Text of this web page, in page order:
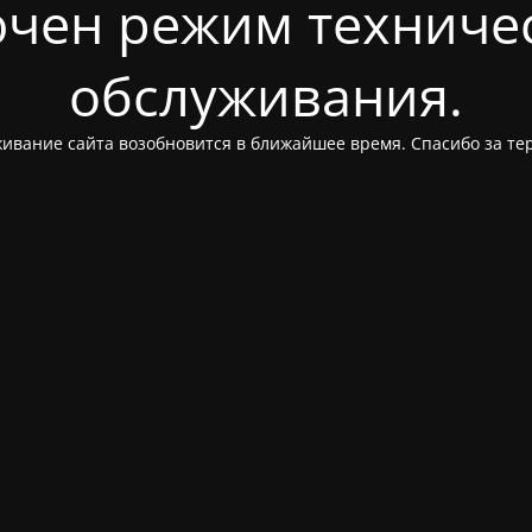
режим
обслуживания.
сайта возобновится в ближайшее время. Спасибо за